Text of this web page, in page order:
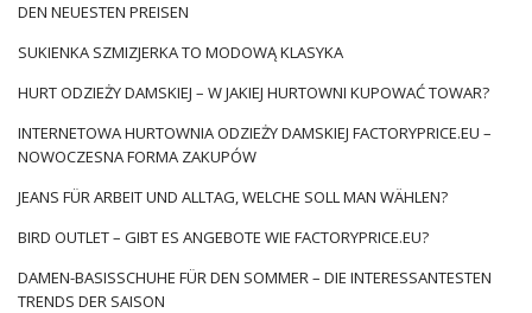
DEN NEUESTEN PREISEN
SUKIENKA SZMIZJERKA TO MODOWĄ KLASYKA
HURT ODZIEŻY DAMSKIEJ – W JAKIEJ HURTOWNI KUPOWAĆ TOWAR?
INTERNETOWA HURTOWNIA ODZIEŻY DAMSKIEJ FACTORYPRICE.EU –
NOWOCZESNA FORMA ZAKUPÓW
JEANS FÜR ARBEIT UND ALLTAG, WELCHE SOLL MAN WÄHLEN?
BIRD OUTLET – GIBT ES ANGEBOTE WIE FACTORYPRICE.EU?
DAMEN-BASISSCHUHE FÜR DEN SOMMER – DIE INTERESSANTESTEN
TRENDS DER SAISON